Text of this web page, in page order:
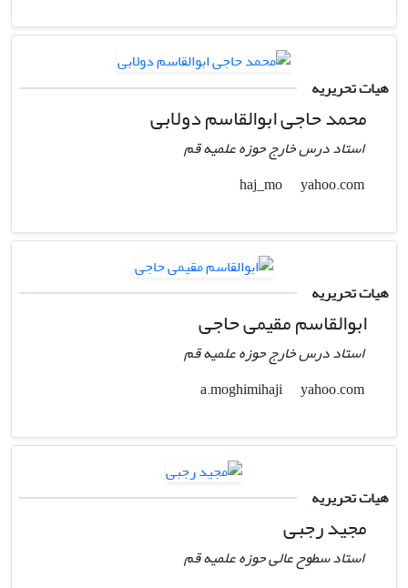
هیات تحریریه
محمد حاجی ابوالقاسم دولابی
استاد درس خارج حوزه علمیه قم
yahoo.com
هیات تحریریه
ابوالقاسم مقیمی حاجی
استاد درس خارج حوزه علمیه قم
yahoo.com
هیات تحریریه
مجید رجبی
استاد سطوح عالی حوزه علمیه قم